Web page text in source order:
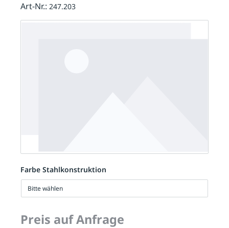
Farbe Stahlkonstruktion
Bitte wählen
Preis auf Anfrage
Art-Nr.: 247.203